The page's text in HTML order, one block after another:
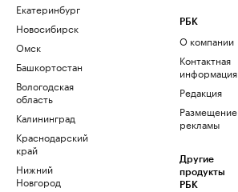
Екатеринбург
Новосибирск
Омск
Башкортостан
Вологодская
область
Калининград
Краснодарский
край
Нижний
Новгород
РБК
О компании
Контактная
информация
Редакция
Размещение
рекламы
Другие
продукты
РБК